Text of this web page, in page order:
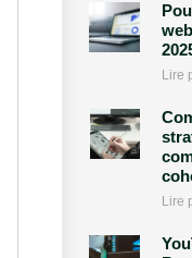
Lire
Lire